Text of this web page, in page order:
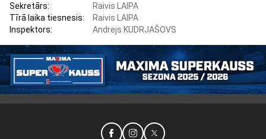
Sekretārs:
Raivis LAIPA
Tīrā laika tiesnesis:
Raivis LAIPA
Inspektors:
Andrejs KUDRJAŠOVS